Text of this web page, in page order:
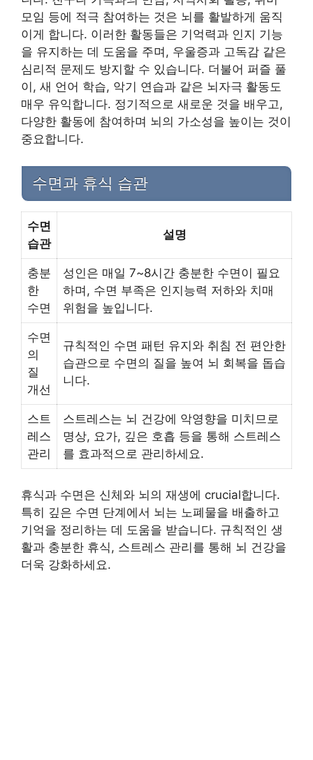
모임 등에 적극 참여하는 것은 뇌를 활발하게 움직
이게 합니다. 이러한 활동들은 기억력과 인지 기능
을 유지하는 데 도움을 주며, 우울증과 고독감 같은
심리적 문제도 방지할 수 있습니다. 더불어 퍼즐 풀
이, 새 언어 학습, 악기 연습과 같은 뇌자극 활동도
매우 유익합니다. 정기적으로 새로운 것을 배우고,
다양한 활동에 참여하며 뇌의 가소성을 높이는 것이
중요합니다.
수면과 휴식 습관
수면
습관
설명
충분
한
수면
성인은 매일 7~8시간 충분한 수면이 필요
하며, 수면 부족은 인지능력 저하와 치매
위험을 높입니다.
수면
의
질
개선
규칙적인 수면 패턴 유지와 취침 전 편안한
습관으로 수면의 질을 높여 뇌 회복을 돕습
니다.
스트
레스
관리
스트레스는 뇌 건강에 악영향을 미치므로
명상, 요가, 깊은 호흡 등을 통해 스트레스
를 효과적으로 관리하세요.
휴식과 수면은 신체와 뇌의 재생에 crucial합니다.
특히 깊은 수면 단계에서 뇌는 노폐물을 배출하고
기억을 정리하는 데 도움을 받습니다. 규칙적인 생
활과 충분한 휴식, 스트레스 관리를 통해 뇌 건강을
더욱 강화하세요.